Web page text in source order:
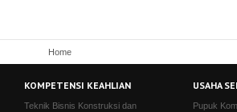
Home
KOMPETENSI KEAHLIAN
Teknik Bisnis Konstruksi dan
USAHA
Pupuk